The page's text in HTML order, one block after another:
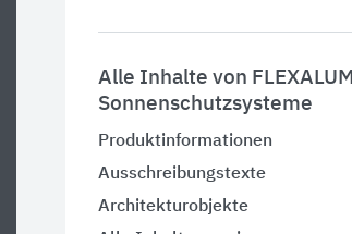
Alle Inhalte von FLEXALUM
Sonnenschutzsysteme
Produktinformationen
Ausschreibungstexte
Architekturobjekte